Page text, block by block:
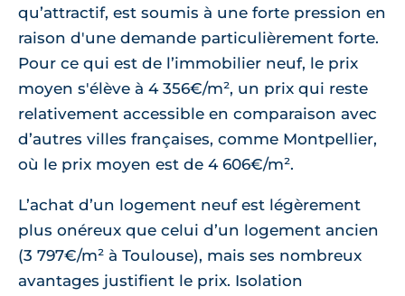
qu’attractif, est soumis à une forte pression en
raison d'une demande particulièrement forte.
Pour ce qui est de l’immobilier neuf, le prix
moyen s'élève à 4 356€/m², un prix qui reste
relativement accessible en comparaison avec
d’autres villes françaises, comme Montpellier,
où le prix moyen est de 4 606€/m².
L’achat d’un logement neuf est légèrement
plus onéreux que celui d’un logement ancien
(3 797€/m² à Toulouse), mais ses nombreux
avantages justifient le prix. Isolation